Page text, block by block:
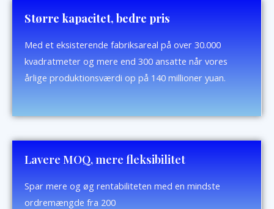
Større kapacitet, bedre pris
Med et eksisterende fabriksareal på over 30.000
kvadratmeter og mere end 300 ansatte når vores
årlige produktionsværdi op på 140 millioner yuan.
Lavere MOQ, mere fleksibilitet
Spar mere og øg rentabiliteten med en mindste
ordremængde fra 200